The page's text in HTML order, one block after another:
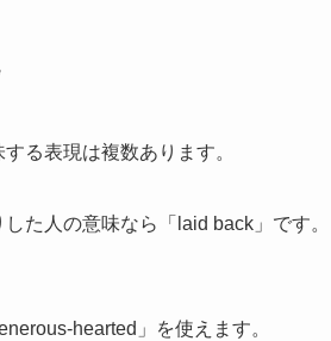
る表現は複数あります。
た人の意味なら「laid back」です。
hearted」を使えます。